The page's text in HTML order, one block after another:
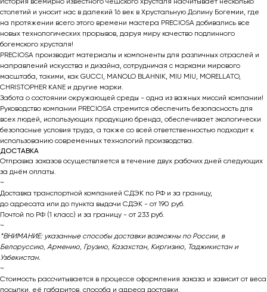
столетий и уносит нас в далекий 16 век в Хрустальную Долину Богемии, где
на протяжении всего этого времени мастера PRECIOSA добивались все
новых технологических прорывов, даруя миру качество подлинного
богемского хрусталя!
PRECIOSA производит материалы и компоненты для различных отраслей и
направлений искусства и дизайна, сотрудничая с марками мирового
масштаба, такими, как GUCCI, MANOLO BLAHNIK, MIU MIU, MORELLATO,
CHRISTOPHER KANE и другие марки.
Забота о состоянии окружающей среды - одна из важных миссий компании!
Руководство компании PRECIOSA стремится обеспечить безопасность для
всех людей, использующих продукцию бренда, обеспечивает экологически
безопасные условия труда, а также со всей ответственностью подходит к
использованию современных технологий производства.
ДОСТАВКА
Отправка заказов осуществляется в течение двух рабочих дней следующих
за днём оплаты.
~
Доставка транспортной компанией СДЭК по РФ и за границу,
до адресата или до пункта выдачи СДЭК - от 190 руб.
Почтой по РФ (1 класс) и за границу - от 233 руб.
~
*ВНИМАНИЕ: указанные способы доставки возможны по России, в
Белоруссию, Армению, Грузию, Казахстан, Киргизию, Таджикистан и
Узбекистан.
~
Стоимость рассчитывается в процессе оформления заказа и зависит от веса
посылки, её габаритов, способа и адреса доставки.